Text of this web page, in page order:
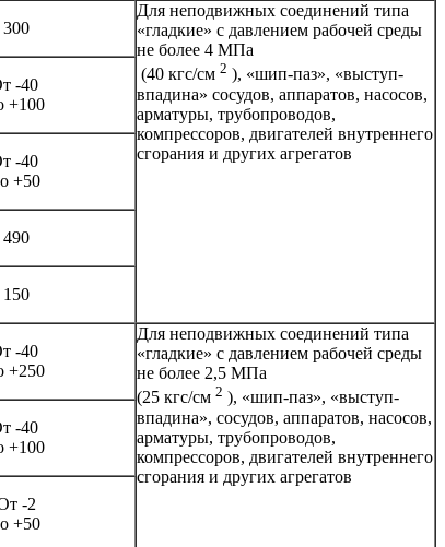
300
Для неподвижных соединений типа
«гладкие» с давлением рабочей среды
не более 4 МПа
(40 кгс/см 2 ), «шип-паз», «выступ-
впадина» сосудов, аппаратов, насосов,
арматуры, трубопроводов,
компрессоров, двигателей внутреннего
сгорания и других агрегатов
-40
+100
-40
+50
490
150
-40
+250
Для неподвижных соединений типа
«гладкие» с давлением рабочей среды
не более 2,5 МПа
(25 кгс/см 2 ), «шип-паз», «выступ-
впадина», сосудов, аппаратов, насосов,
арматуры, трубопроводов,
компрессоров, двигателей внутреннего
сгорания и других агрегатов
-40
+100
-2
+50